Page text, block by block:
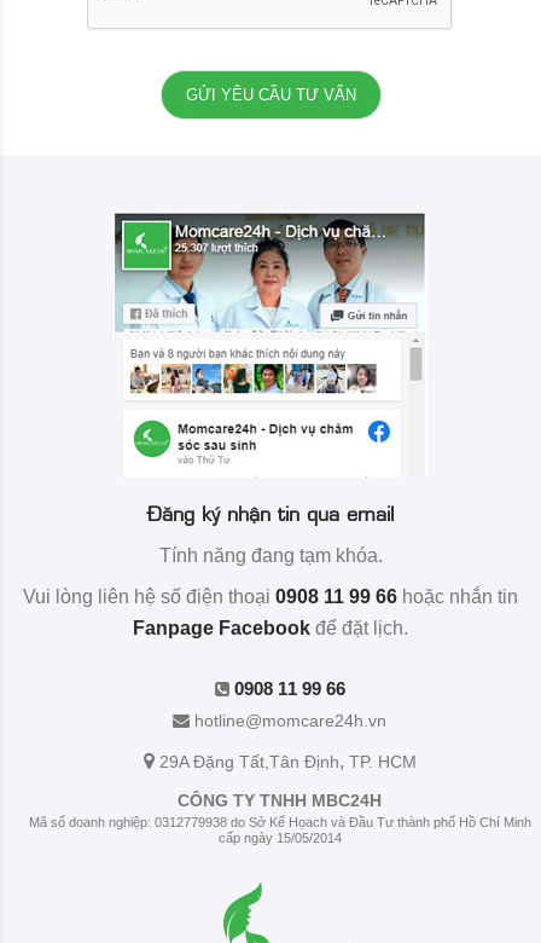
Đăng ký nhận tin qua email
Tính năng đang tạm khóa.
Vui lòng liên hệ số điện thoại 0908 11 99 66 hoặc nhắn tin
Fanpage Facebook để đặt lịch.
0908 11 99 66
hotline@momcare24h.vn
29A Đặng Tất,Tân Định, TP. HCM
CÔNG TY TNHH MBC24H
Mã số doanh nghiệp: 0312779938 do Sở Kế Họach và Đầu Tư thành phố Hồ Chí Minh
cấp ngày 15/05/2014